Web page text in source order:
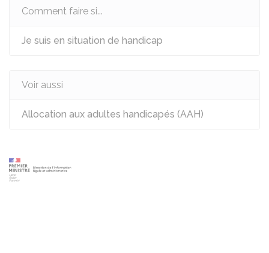
Comment faire si...
Je suis en situation de handicap
Voir aussi
Allocation aux adultes handicapés (AAH)